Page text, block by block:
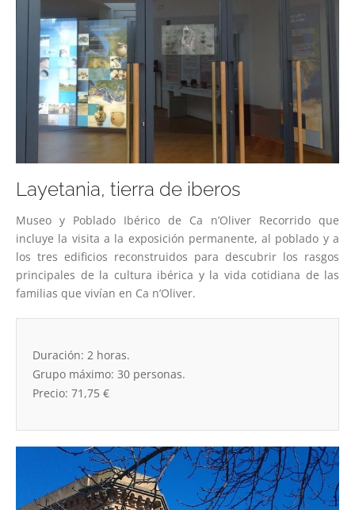
Layetania, tierra de iberos
Museo y Poblado Ibérico de Ca n’Oliver Recorrido que
incluye la visita a la exposición permanente, al poblado y a
los tres edificios reconstruidos para descubrir los rasgos
principales de la cultura ibérica y la vida cotidiana de las
familias que vivían en Ca n’Oliver.
Duración: 2 horas.
Grupo máximo: 30 personas.
Precio: 71,75 €